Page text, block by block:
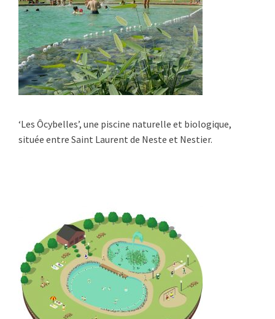
‘Les Ôcybelles’, une piscine naturelle et biologique,
située entre Saint Laurent de Neste et Nestier.